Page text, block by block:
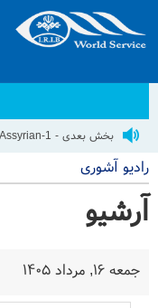
بخش بعدی - Assyrian-1
رادیو آشوری
آرشیو
جمعه ۱۶, مرداد ۱۴۰۵